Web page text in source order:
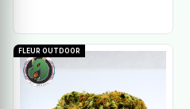
FLEUR OUTDOOR